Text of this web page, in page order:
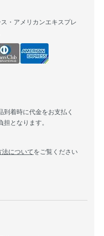
・アメリカンエキスプレ
到着時に代金をお支払く
となります。
法についてをご覧ください